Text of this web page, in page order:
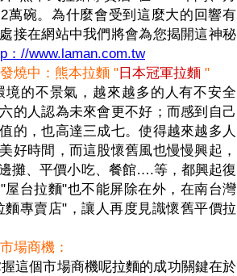
萬碗。為什麼會受到這麼大的回響有
接在網站中我們將會為您揭開這神秘
：//www.laman.com.tw
燒中：熊本拉麵 "日本冠軍拉麵 "
的不景氣，越來越多的人有不安全
的人認為未來會更不好；而感到自己
的，也高達三成七。使得越來越多人
好時間，而這股懷舊風也慢慢興起，
攤、平價小吃、餐館….等，都興起復
屋台拉麵"也不能屏除在外，在南台灣
麵專賣店"，讓人再度見識懷舊平價拉
場商機：
這個市場商機呢拉麵的成功關鍵在於